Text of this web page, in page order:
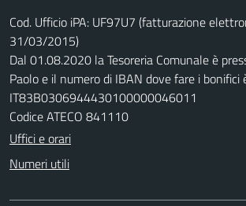
Cod. Ufficio iPA: UF97U7 (fatturazione
31/03/2015)
Dal 01.08.2020 la Tesoreria Comunale è
Paolo e il numero di IBAN dove fare i bonifici
IT83B0306944430100000046011
Codice ATECO 841110
Uffici e orari
Numeri utili